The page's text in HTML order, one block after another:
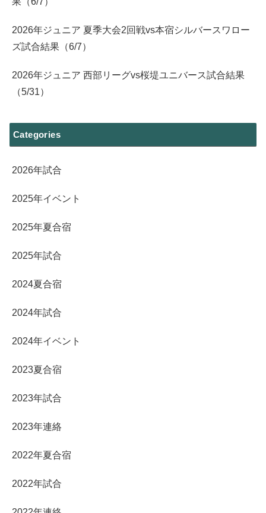
2026年ジュニア 夏季大会2回戦vs本宿シルバースワロー
ズ試合結果（6/7）
2026年ジュニア 西部リーグvs桜堤ユニバース試合結果
（5/31）
Categories
2026年試合
2025年イベント
2025年夏合宿
2025年試合
2024夏合宿
2024年試合
2024年イベント
2023夏合宿
2023年試合
2023年連絡
2022年夏合宿
2022年試合